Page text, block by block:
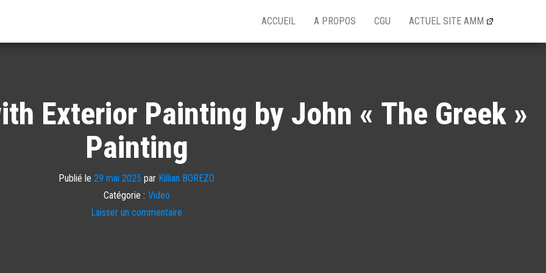
ACCUEIL A PROPOS CGU ACTUEL SITE AMM
Exterior Painting by John « The Greek »
Painting
Publié le 29 mai 2025 par Killian BOREZO
Catégorie : Video
Laisser un commentaire